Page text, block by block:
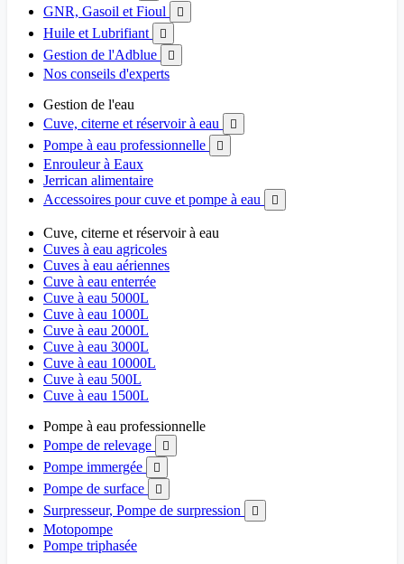
GNR, Gasoil et Fioul 
Huile et Lubrifiant 
Gestion de l'Adblue 
Nos conseils d'experts
Gestion de l'eau
Cuve, citerne et réservoir à eau

Pompe à eau professionnelle 
Enrouleur à Eaux
Jerrican alimentaire
Accessoires pour cuve et pompe à eau

Cuve, citerne et réservoir à eau
Cuves à eau agricoles
Cuves à eau aériennes
Cuve à eau enterrée
Cuve à eau 5000L
Cuve à eau 1000L
Cuve à eau 2000L
Cuve à eau 3000L
Cuve à eau 10000L
Cuve à eau 500L
Cuve à eau 1500L
Pompe à eau professionnelle
Pompe de relevage

Pompe immergée 
Pompe de surface 
Surpresseur, Pompe de surpression 
Motopompe
Pompe triphasée